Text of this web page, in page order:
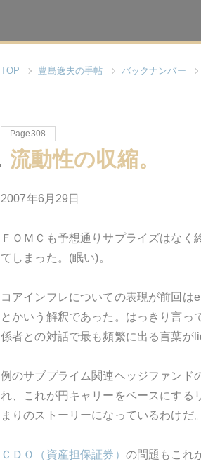
TOP 豊島逸夫の手帖 バックナンバー
Page308
流動性の収縮。
2007年6月29日
ＦＯＭＣも予想通りサプライズはな
てしまった。(眠い)。
コアインフレについての表現が前回
とかいう解釈であった。はっきり言
係者との対話で最も頻繁に出る言葉が
例のサブプライム関連ヘッジファンド
れ、これが円キャリーをベースにする
まりのストーリーになっているわけだ。
ＣＤＯ（資産担保証券） の問題もこれ